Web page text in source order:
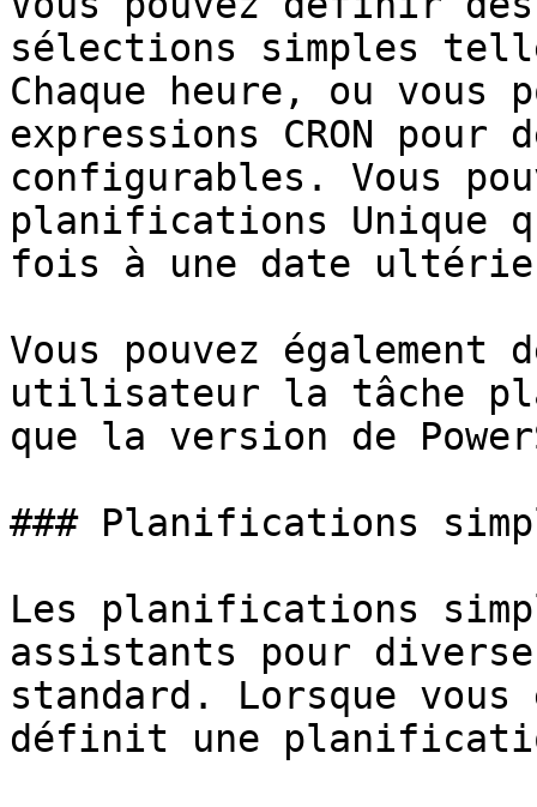
sélections simples
Chaque heure, ou vous
expressions CRON
configurables. Vous
planifications Unique
fois à une date
Vous pouvez
utilisateur la tâche
que la version de
### Planifications
Les planifications
assistants pour
standard. Lorsque
définit une